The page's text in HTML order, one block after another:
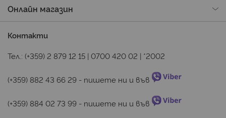
Онлайн магазин
Контакти
Тел.: (+359) 2 879 12 15 | 0700 420 02 | *2002
(+359) 882 43 66 29 - пишете ни и във
(+359) 884 02 73 99 - пишете ни и във